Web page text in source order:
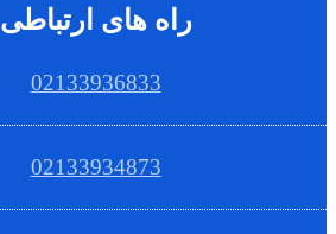
راه های ارتباطی
02133936833
02133934873